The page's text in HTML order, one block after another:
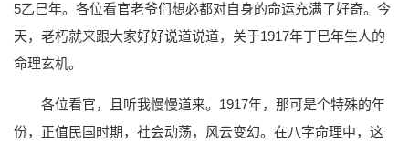
5乙巳年。各位看官老爷们想必都对自身的命运充满了好奇。今
天，老朽就来跟大家好好说道说道，关于1917年丁巳年生人的
命理玄机。
各位看官，且听我慢慢道来。1917年，那可是个特殊的年
份，正值民国时期，社会动荡，风云变幻。在八字命理中，这